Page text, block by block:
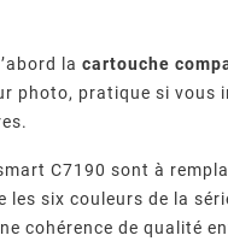
lacartouche
photo, pratique si
C7190 sont à
les six couleurs de la
cohérence de qualité